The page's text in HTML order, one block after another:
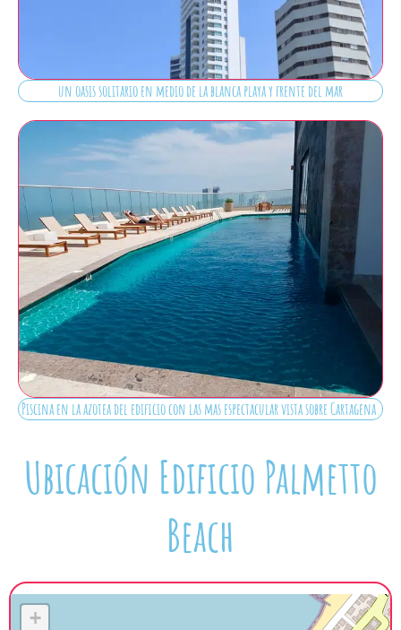
un oasis solitario en medio de la blanca playa y frente del mar
Piscina en la azotea del edificio con las mas espectacular vista sobre Cartagena.
Ubicación Edificio Palmetto
Beach
+